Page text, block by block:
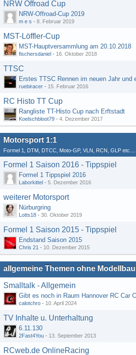
NRW Offroad Cup
NRW-Offroad-Cup 2019
m e s - 8. Februar 2019
MST-Löffler-Cup
MST-Hauptversammlung am 20.10.2018
fischersdaniel - 16. Oktober 2018
TTSC
ruebiracer - 15. Februar 2016
RC Histo TT Cup
Rangliste TT-Histo Cup nach Erftstadt
Koelschbloot79 - 4. Dezember 2017
Motorsport 1:1
Formel 1, DTM, DTCC, Moto-GP, VLN, RCN, GLP etc......
Formel 1 Saison 2016 - Tippspiel
Formel 1 Tippspiel 2016
Laborkittel - 5. Dezember 2016
weiterer Motorsport
Nürburgring
Lotts18 - 30. Oktober 2019
Formel 1 Saison 2015 - Tippspiel
Endstand Saison 2015
Chris 21 - 10. Dezember 2015
allgemeine Themen ohne Modellbau
Smalltalk - Allgemein
calotchro - 10. April 2024
TV Inhalte u. Unterhaltung
6.11.130
2Fast4You - 13. September 2013
RCweb.de OnlineRacing